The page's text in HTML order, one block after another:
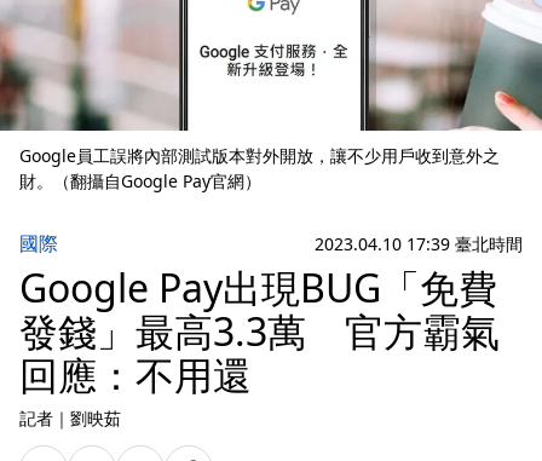
Google員工誤將內部測試版本對外開放，讓不少用戶收到意外之
財。（翻攝自Google Pay官網）
國際 2023.04.10 17:39 臺北時間
Google Pay出現BUG「免費
發錢」最高3.3萬 官方霸氣
回應：不用還
記者 ｜ 劉映茹